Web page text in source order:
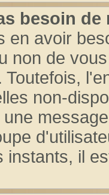
besoin de
en avoir
non de
non-
instants, il